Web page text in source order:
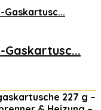
Gaskartusc...